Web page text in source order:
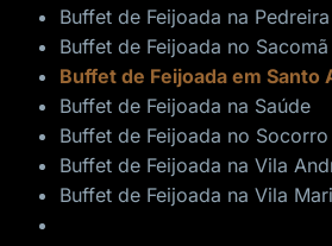
Buffet de Feijoada na Pedreira
Buffet de Feijoada no Sacomã
Buffet de Feijoada em Santo
Buffet de Feijoada na Saúde
Buffet de Feijoada no Socorro
Buffet de Feijoada na Vila
Buffet de Feijoada na Vila